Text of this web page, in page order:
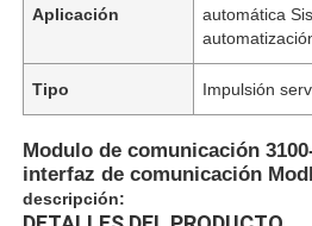
Aplicación
automática
Tipo Impulsión
Modulo de comunicación
interfaz de comunicación
descripción: